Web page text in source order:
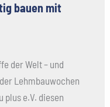
bauen mit
der Welt – und
Lehmbauwochen
e.V. diesen